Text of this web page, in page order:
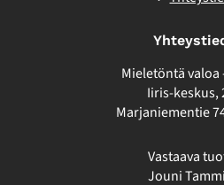
Mieletöntä
Iiris-keskus,
Marjaniementie
Vastaava
Jouni